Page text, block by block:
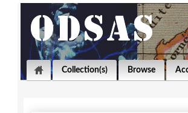
Collection(s) Browse